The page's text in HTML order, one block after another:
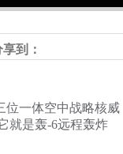
到：
一体空中战略核威
就是轰-6远程轰炸